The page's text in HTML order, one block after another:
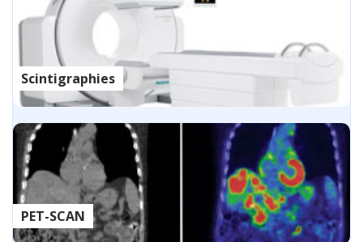
Scintigraphies
PET-SCAN